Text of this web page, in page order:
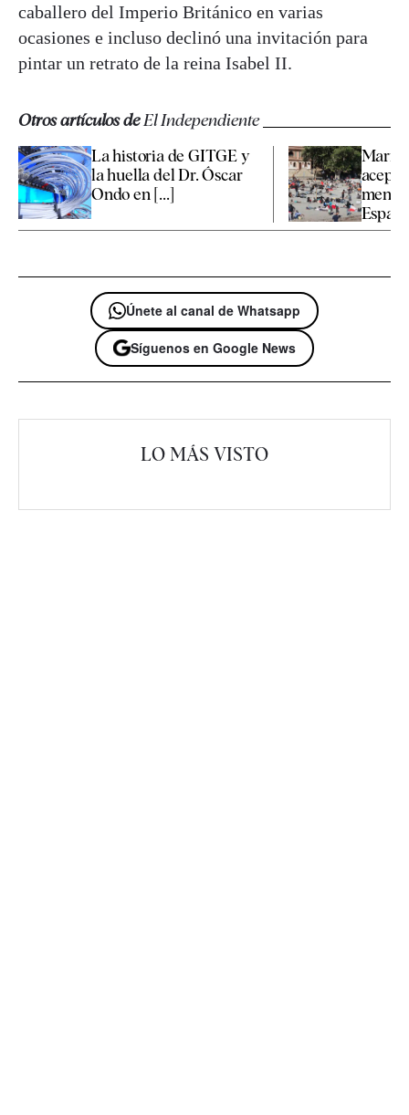
caballero del Imperio Británico en varias
ocasiones e incluso declinó una invitación para
pintar un retrato de la reina Isabel II.
Otros artículos deEl Independiente
La historia de GITGE y
la huella del Dr. Óscar
Ondo en [...]
Únete al canal de Whatsapp
Síguenos en Google News
LO MÁS VISTO